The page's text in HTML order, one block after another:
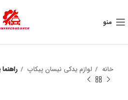
منو
خانه لوازم یدکی نیسان پیکاپ
به علت نوسان ارز ، لطفا قبل از خرید تماس